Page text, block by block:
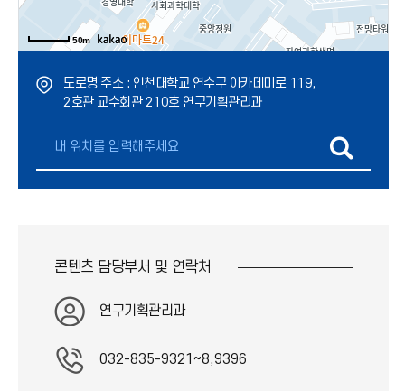
50m
도로명 주소 : 인천대학교 연수구 아카데미로 119,
2호관 교수회관 210호 연구기획관리과
콘텐츠 담당부서 및 연락처
연구기획관리과
032-835-9321~8,9396